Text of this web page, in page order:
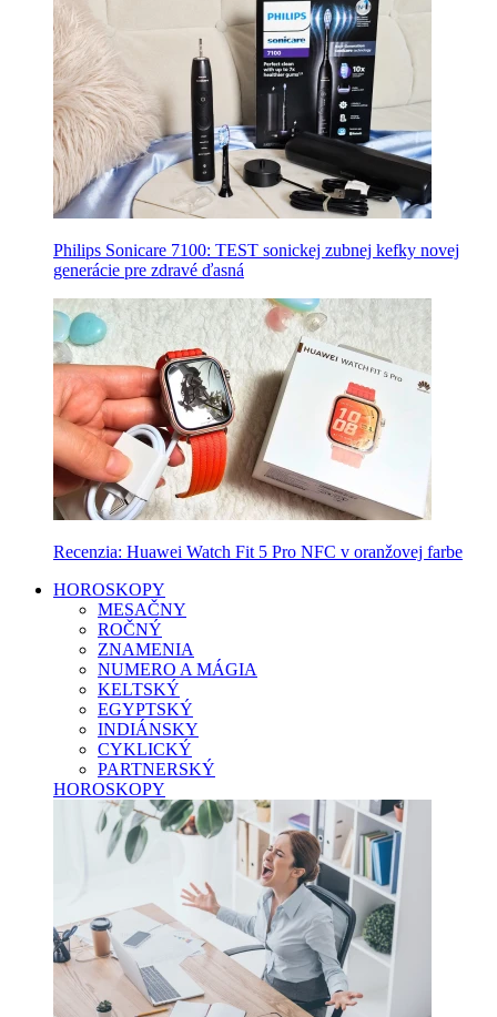
Philips Sonicare 7100: TEST sonickej zubnej kefky novej
generácie pre zdravé ďasná
Recenzia: Huawei Watch Fit 5 Pro NFC v oranžovej farbe
HOROSKOPY
MESAČNY
ROČNÝ
ZNAMENIA
NUMERO A MÁGIA
KELTSKÝ
EGYPTSKÝ
INDIÁNSKY
CYKLICKÝ
PARTNERSKÝ
HOROSKOPY